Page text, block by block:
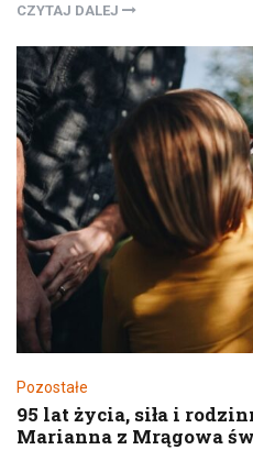
CZYTAJ DALEJ
Pozostałe
95 lat życia, siła i
Marianna z Mrągowa